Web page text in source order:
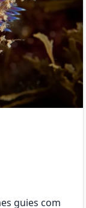
guies com